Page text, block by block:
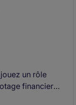
un rôle
financier